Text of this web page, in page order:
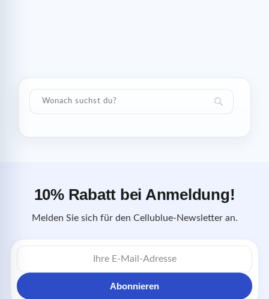
10% Rabatt bei Anmeldung!
Melden Sie sich für den Cellublue-Newsletter an.
E-
Mail-
Abonnieren